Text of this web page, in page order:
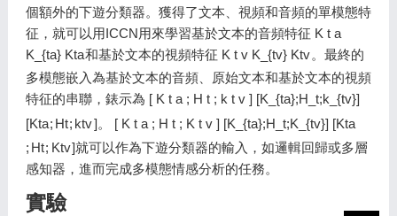
個額外的下遊分類器。獲得了文本、視頻和音頻的單模態特
征，就可以用ICCN用來學習基於文本的音頻特征 K t a
K_{ta} Kta和基於文本的視頻特征 K t v K_{tv} Ktv。最終的
多模態嵌入為基於文本的音頻、原始文本和基於文本的視頻
特征的串聯，錶示為 [ K t a ; H t ; k t v ] [K_{ta};H_t;k_{tv}]
[Kta; Ht; ktv]。 [ K t a ; H t ; K t v ] [K_{ta};H_t;K_{tv}] [Kta
; Ht; Ktv]就可以作為下遊分類器的輸入，如邏輯回歸或多層
感知器，進而完成多模態情感分析的任務。
實驗